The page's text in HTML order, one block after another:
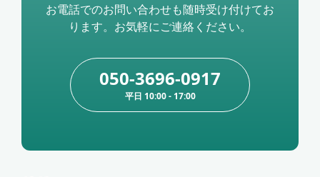
お電話でのお問い合わせも随時受け付けてお
ります。お気軽にご連絡ください。
050-3696-0917
平日 10:00 - 17:00